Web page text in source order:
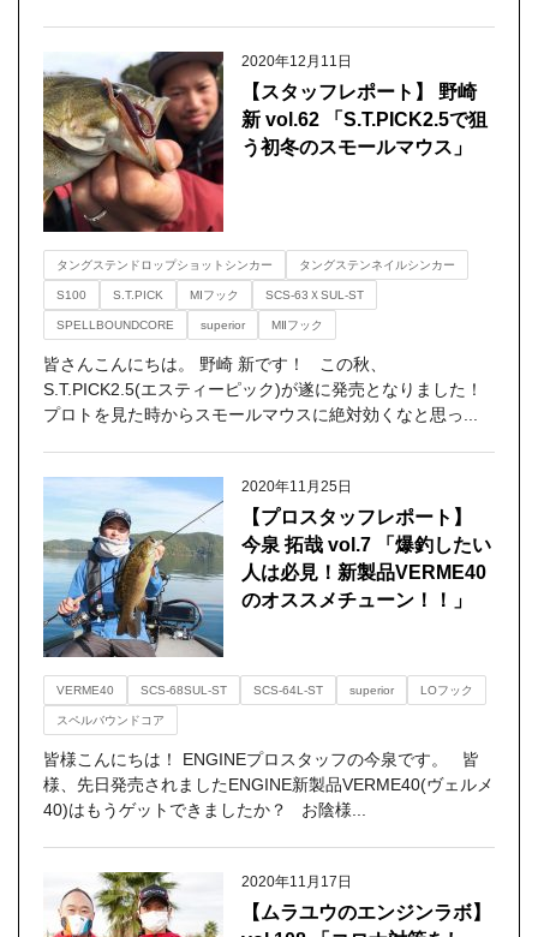
2020年12月11日
【スタッフレポート】 野崎
新 vol.62 「S.T.PICK2.5で狙
う初冬のスモールマウス」
タングステンドロップショットシンカー タングステンネイルシンカー
S100 S.T.PICK MⅠフック SCS-63ＸSUL-ST
SPELLBOUNDCORE superior MⅡフック
皆さんこんにちは。 野崎 新です！ この秋、
S.T.PICK2.5(エスティーピック)が遂に発売となりました！
プロトを見た時からスモールマウスに絶対効くなと思っ...
2020年11月25日
【プロスタッフレポート】
今泉 拓哉 vol.7 「爆釣したい
人は必見！新製品VERME40
のオススメチューン！！」
VERME40 SCS-68SUL-ST SCS-64L-ST superior LOフック
スペルバウンドコア
皆様こんにちは！ ENGINEプロスタッフの今泉です。 皆
様、先日発売されましたENGINE新製品VERME40(ヴェルメ
40)はもうゲットできましたか？ お陰様...
2020年11月17日
【ムラユウのエンジンラボ】